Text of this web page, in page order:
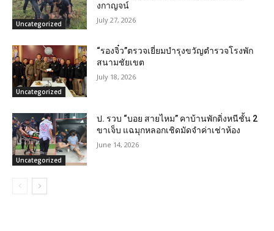
Uncategorized
งกาญจน์
July 27, 2026
Uncategorized
“รองจิ๋ว”ตรวจเยี่ยมบำรุงขวัญตำรวจโรงพัก
สนามชัยเขต
July 18, 2026
Uncategorized
ป. รวบ “บอย สายไหม” คาบ้านพักดิ่งหนีชั้น 2
ขาเจ็บ แฉมุกหลอกเชิดมัดจำค่าเช่าห้อง
June 14, 2026